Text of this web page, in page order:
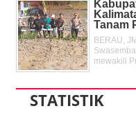
Tanam
BERAU,
mewakili
STATISTIK